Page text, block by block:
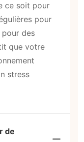
ce soit pour
pour
des
que votre
stress
de